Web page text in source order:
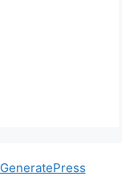
GeneratePress